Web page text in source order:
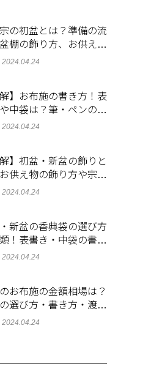
の初盆とは？準備の流
棚の飾り方、お供え物
2024.04.24
解】お布施の書き方！表
中袋は？筆・ペンのマ
よくあるQ&A集
2024.04.24
解】初盆・新盆の飾りと
供え物の飾り方や宗派
違いを解説！
2024.04.24
新盆の香典袋の選び方
！表書き・中袋の書き
札の入れ方も
2024.04.24
お布施の金額相場は？
選び方・書き方・渡し
説
2024.04.24